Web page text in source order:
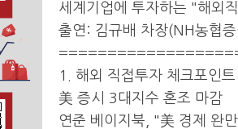
세계기업에 투자하는 "해외
출연: 김규배 차장(NH농협
1. 해외 직접투자 체크포인트
美 증시 3대지수 혼조 마감
연준 베이지북, "美 경제 완